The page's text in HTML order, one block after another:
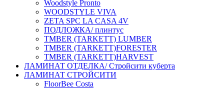
Woodstyle Pronto
WOODSTYLE VIVA
ZETA SPC LA CASA 4V
ПОДЛОЖКА/ плинтус
ТMBER (TARKETT) LUMBER
ТMBER (TARKETT)FORESTER
ТMBER (TARKETT)HARVEST
ЛАМИНАТ ОТДЕЛКА/ Стройсити куберта
ЛАМИНАТ СТРОЙСИТИ
FloorBee Costa